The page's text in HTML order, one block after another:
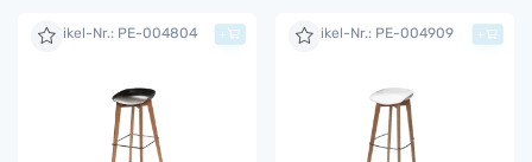
Artikel-Nr.: PE-004804 + Artikel-Nr.: PE-004909 +